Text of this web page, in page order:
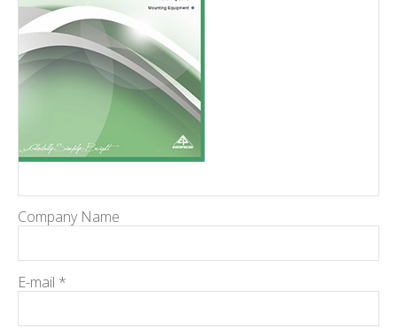
Company Name
E-mail *